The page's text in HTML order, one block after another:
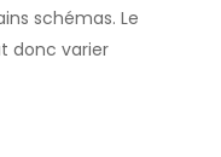
schémas. Le
donc varier